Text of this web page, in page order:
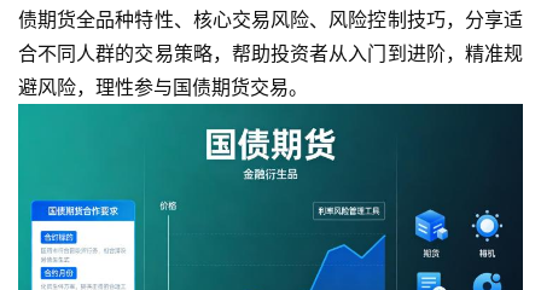
债期货全品种特性、核心交易风险、风险控制技巧，分享适
合不同人群的交易策略，帮助投资者从入门到进阶，精准规
避风险，理性参与国债期货交易。